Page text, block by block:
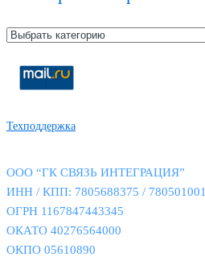
Техподдержка
ООО “ГК СВЯЗЬ ИНТЕГРАЦИЯ”
ИНН / КПП: 7805688375 / 780501001
ОГРН 1167847443345
ОКАТО 40276564000
ОКПО 05610890